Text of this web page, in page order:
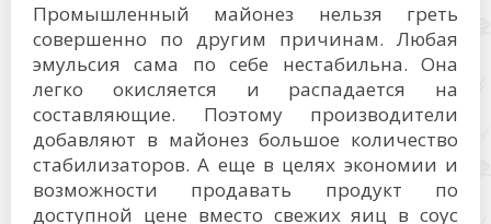
Промышленный майонез нельзя греть
совершенно по другим причинам. Любая
эмульсия сама по себе нестабильна. Она
легко окисляется и распадается на
составляющие. Поэтому производители
добавляют в майонез большое количество
стабилизаторов. А еще в целях экономии и
возможности продавать продукт по
доступной цене вместо свежих яиц в соус